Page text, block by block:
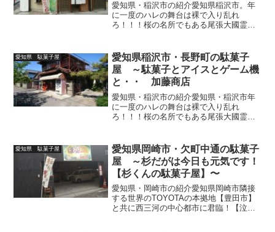
愛知県・稲沢市の紹介愛知県稲沢市。年
に一度のハレの舞台は裸で入り乱れ
ろ！！！桜の名所でもある尾張大國霊神
全国区の知名度を誇り、旧東海道（宮宿)
と旧中山道（垂井宿)を結ぶ旅...
愛知県 駄菓子屋
愛知県稲沢市・長野町の駄菓子
屋 ～駄菓子とアイスとゲーム機
と・・ 加藤商店
愛知県・稲沢市の紹介愛知県・稲沢市年
に一度のハレの舞台は裸で入り乱れ
ろ！！！桜の名所でもある尾張大國霊神
全国区の知名度を誇り、旧東海道（宮宿)
と旧中山道（垂井宿)を結ぶ旅...
愛知県 駄菓子屋
愛知県岡崎市・欠町中通の駄菓子
屋 ～杉だがは今日も元気です！
【杉くんの駄菓子屋】〜
愛知県・岡崎市の紹介愛知県岡崎市隣接
する世界のTOYOTAの本拠地【豊田市】
と共に西三河の中心都市に君臨！【泣く